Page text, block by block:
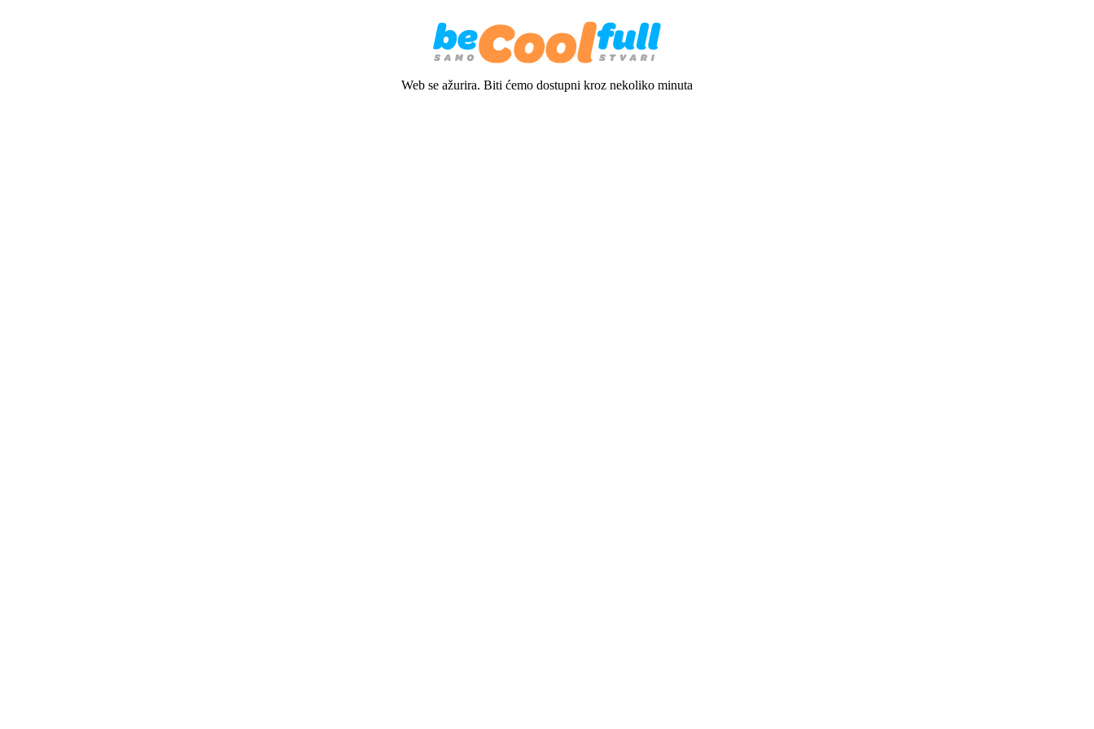
Web se ažurira. Biti ćemo dostupni kroz nekoliko minuta